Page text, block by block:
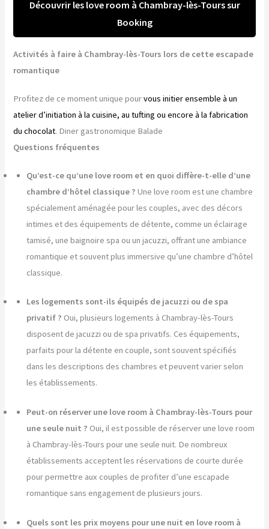
Découvrir les love room à Chambray-lès-Tours sur
Booking
Activités à faire à Chambray-lès-Tours lors de cette escapade
romantique
Profitez de ce moment unique pourvous initier ensemble à un
atelier d’initiation à la cuisine, au tufting ou encore à la fabrication
du chocolat. Diner gastronomique Balade
Questions fréquentes
Qu’est-ce qu’une love room et en quoi diffère-t-elle d’une
chambre d’hôtel classique ? Une love room est une chambre
spécialement aménagée pour les couples, avec des décors
intimes et des équipements de détente, comme un éclairage
tamisé, une baignoire spa ou un jacuzzi, offrant une ambiance
romantique et souvent plus immersive qu’une chambre d’hôtel
classique.
Les logements sont-ils équipés de jacuzzi ou de spa
privatif ? Oui, plusieurs logements à Chambray-lès-Tours
disposent de jacuzzi ou de spa privatifs. Ces équipements,
parfaits pour la détente en couple, sont souvent spécifiés
dans les descriptions des chambres et peuvent varier selon
les établissements.
Peut-on réserver une love room à Chambray-lès-Tours pour
une seule nuit ? Oui, il est possible de réserver une love room
à Chambray-lès-Tours pour une seule nuit. De nombreux
établissements acceptent les réservations de courte durée
pour permettre aux couples de profiter d’une escapade
romantique sans engagement de plusieurs jours.
Quels sont les prix moyens pour une nuit en love room à